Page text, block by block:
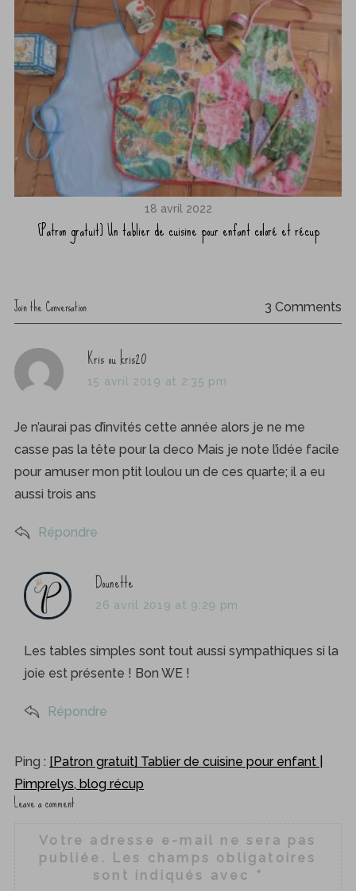
18 avril 2022
[Patron gratuit] Un tablier de cuisine pour enfant coloré et récup
Join the Conversation 3 Comments
s
a
s
:
Kris ou kris20
15 avril 2019 at 2:35 pm
Je n’aurai pas d’invités cette année alors je ne me
casse pas la tête pour la deco Mais je note l’idée facile
pour amuser mon ptit loulou un de ces quarte; il a eu
aussi trois ans
Répondre
s
a
s
:
Dounette
26 avril 2019 at 9:29 pm
Les tables simples sont tout aussi sympathiques si la
joie est présente ! Bon WE !
Répondre
Ping : [Patron gratuit] Tablier de cuisine pour enfant |
Pimprelys, blog récup
L
Leave a comment
Votre adresse e-mail ne sera pas
publiée.
Les champs obligatoires
sont indiqués avec
*